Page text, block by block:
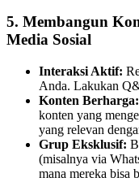
5. Membangun
Media Sosial
Interaksi Aktif:
Anda. Lakukan
Konten Berharga:
konten yang
yang relevan
Grup Eksklusif:
(misalnya via
mana mereka bisa